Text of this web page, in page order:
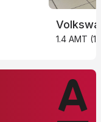
1.4 AMT